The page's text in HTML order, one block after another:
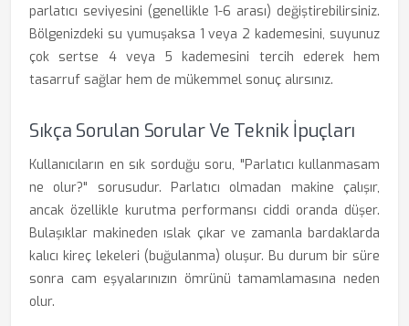
parlatıcı seviyesini (genellikle 1-6 arası) değiştirebilirsiniz.
Bölgenizdeki su yumuşaksa 1 veya 2 kademesini, suyunuz
çok sertse 4 veya 5 kademesini tercih ederek hem
tasarruf sağlar hem de mükemmel sonuç alırsınız.
Sıkça Sorulan Sorular Ve Teknik İpuçları
Kullanıcıların en sık sorduğu soru, "Parlatıcı kullanmasam
ne olur?" sorusudur. Parlatıcı olmadan makine çalışır,
ancak özellikle kurutma performansı ciddi oranda düşer.
Bulaşıklar makineden ıslak çıkar ve zamanla bardaklarda
kalıcı kireç lekeleri (buğulanma) oluşur. Bu durum bir süre
sonra cam eşyalarınızın ömrünü tamamlamasına neden
olur.